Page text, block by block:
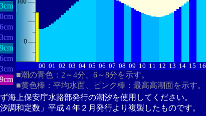
00 01 02 03 04 05 06 07 08 09 10 11 12 13 14 15 16
■潮の青色：2～4分、6～8分を示す。
■黄色棒：平均水面、ピンク棒：最高高潮面を示す。
海上保安庁水路部発行の潮汐を使用してください。
和定数」平成４年２月発行より複製したものです。